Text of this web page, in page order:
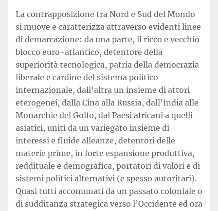
La contrapposizione tra Nord e Sud del Mondo
si muove e caratterizza attraverso evidenti linee
di demarcazione: da una parte, il ricco e vecchio
blocco euro-atlantico, detentore della
superiorità tecnologica, patria della democrazia
liberale e cardine del sistema politico
internazionale, dall’altra un insieme di attori
eterogenei, dalla Cina alla Russia, dall’India alle
Monarchie del Golfo, dai Paesi africani a quelli
asiatici, uniti da un variegato insieme di
interessi e fluide alleanze, detentori delle
materie prime, in forte espansione produttiva,
reddituale e demografica, portatori di valori e di
sistemi politici alternativi (e spesso autoritari).
Quasi tutti accomunati da un passato coloniale o
di sudditanza strategica verso l’Occidente ed ora